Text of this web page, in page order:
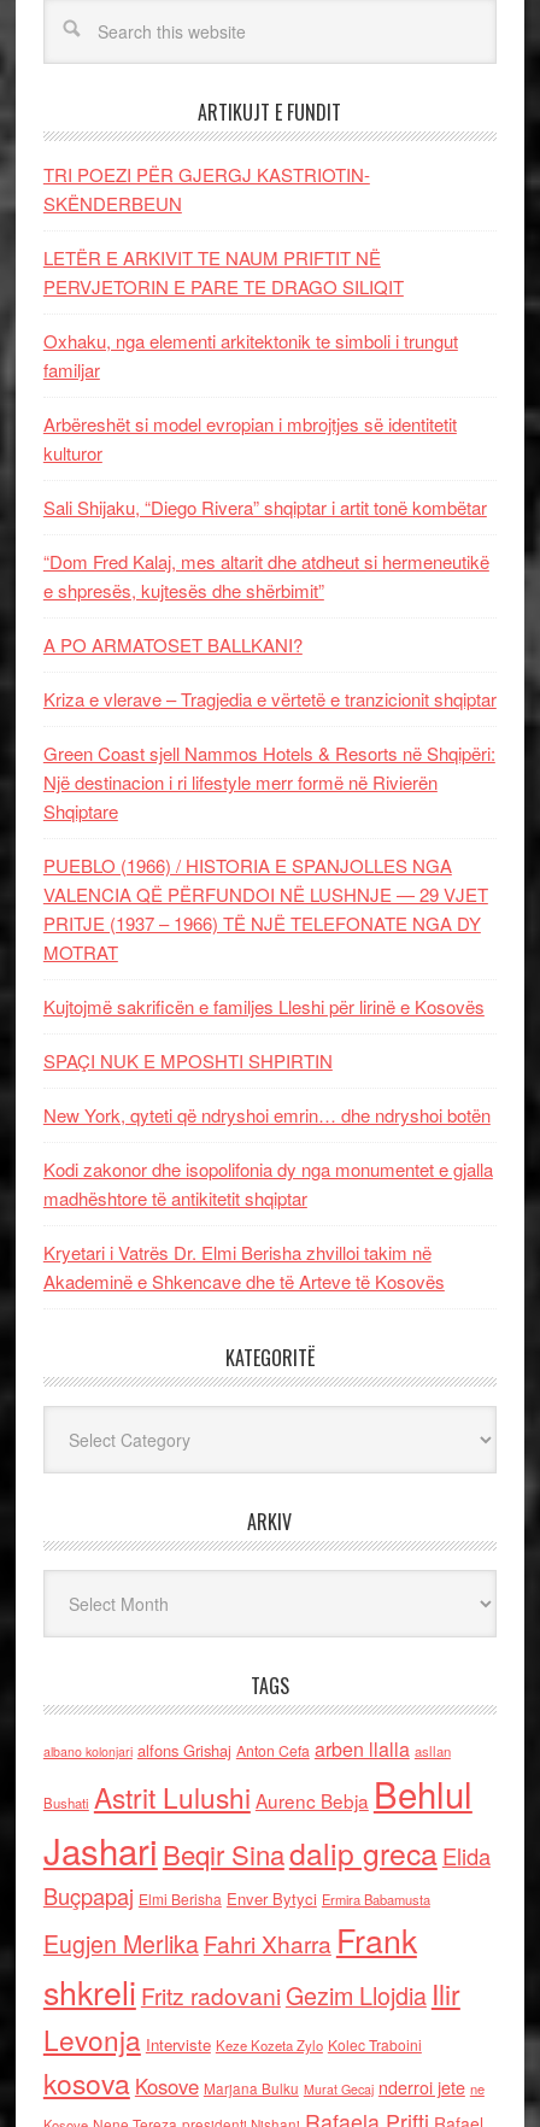
ARTIKUJT E FUNDIT
TRI POEZI PËR GJERGJ KASTRIOTIN-
SKËNDERBEUN
LETËR E ARKIVIT TE NAUM PRIFTIT NË
PERVJETORIN E PARE TE DRAGO SILIQIT
Oxhaku, nga elementi arkitektonik te simboli i trungut
familjar
Arbëreshët si model evropian i mbrojtjes së identitetit
kulturor
Sali Shijaku, “Diego Rivera” shqiptar i artit tonë kombëtar
“Dom Fred Kalaj, mes altarit dhe atdheut si hermeneutikë
e shpresës, kujtesës dhe shërbimit”
A PO ARMATOSET BALLKANI?
Kriza e vlerave – Tragjedia e vërtetë e tranzicionit shqiptar
Green Coast sjell Nammos Hotels & Resorts në Shqipëri:
Një destinacion i ri lifestyle merr formë në Rivierën
Shqiptare
PUEBLO (1966) / HISTORIA E SPANJOLLES NGA
VALENCIA QË PËRFUNDOI NË LUSHNJE — 29 VJET
PRITJE (1937 – 1966) TË NJË TELEFONATE NGA DY
MOTRAT
Kujtojmë sakrificën e familjes Lleshi për lirinë e Kosovës
SPAÇI NUK E MPOSHTI SHPIRTIN
New York, qyteti që ndryshoi emrin… dhe ndryshoi botën
Kodi zakonor dhe isopolifonia dy nga monumentet e gjalla
madhështore të antikitetit shqiptar
Kryetari i Vatrës Dr. Elmi Berisha zhvilloi takim në
Akademinë e Shkencave dhe të Arteve të Kosovës
KATEGORITË
ARKIV
TAGS
albano kolonjari alfons Grishaj Anton Cefa arben llalla asllan
Bushati Astrit Lulushi Aurenc Bebja Behlul
Jashari Beqir Sinadalip grecaElida
Buçpapaj Elmi Berisha Enver Bytyci Ermira Babamusta
Eugjen MerlikaFahri Xharra Frank
shkreli Fritz radovaniGezim Llojdia Ilir
Levonja Interviste Keze Kozeta Zylo Kolec Traboini
kosova Kosove Marjana Bulku Murat Gecaj nderroi jete ne